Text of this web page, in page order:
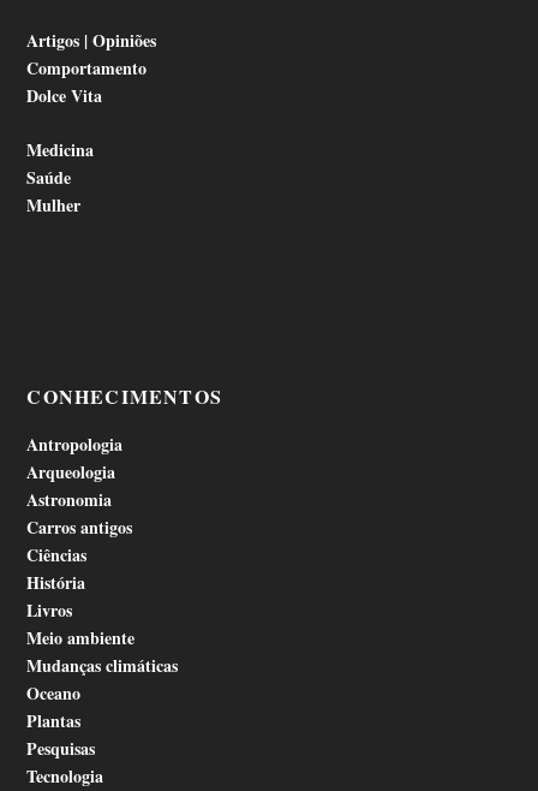
Artigos | Opiniões
Comportamento
Dolce Vita
Medicina
Saúde
Mulher
CONHECIMENTOS
Antropologia
Arqueologia
Astronomia
Carros antigos
Ciências
História
Livros
Meio ambiente
Mudanças climáticas
Oceano
Plantas
Pesquisas
Tecnologia